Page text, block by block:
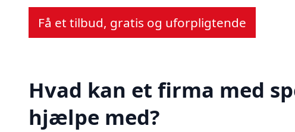
Få et tilbud, gratis og uforpligtende
Hvad kan et firma med
hjælpe med?